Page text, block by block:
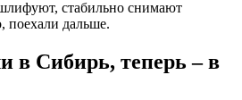
стабильно снимают
поехали дальше.
в Сибирь, теперь – в